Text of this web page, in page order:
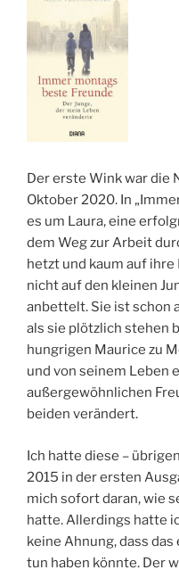
Der erste Wink war die
Oktober 2020. In
es um Laura, eine
dem Weg zur Arbeit
hetzt und kaum auf
nicht auf den kleinen
anbettelt. Sie ist schon
als sie plötzlich stehen
hungrigen Maurice zu
und von seinem Leben
außergewöhnlichen
beiden verändert.
Ich hatte diese –
2015 in der ersten
mich sofort daran, wie
hatte. Allerdings hatte
keine Ahnung, dass
tun haben könnte. Der